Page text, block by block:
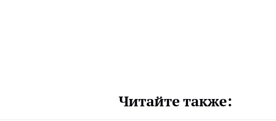
Читайте также: